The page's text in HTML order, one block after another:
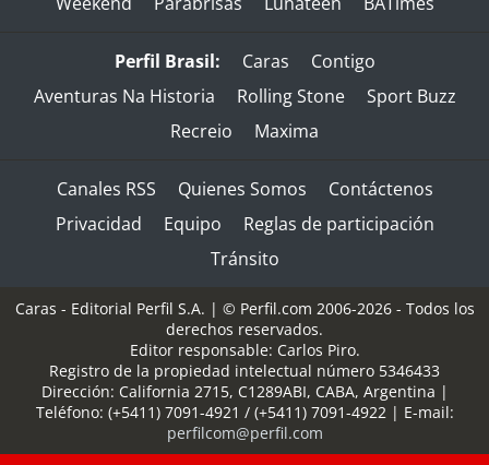
Perfil Brasil: Caras
Contigo
Aventuras Na Historia
Rolling Stone
Sport Buzz
Recreio
Maxima
Canales RSS Quienes Somos
Contáctenos
Privacidad
Equipo
Reglas de participación
Tránsito
Caras - Editorial Perfil S.A. | © Perfil.com 2006-2026 - Todos los
derechos reservados.
Editor responsable: Carlos Piro.
Registro de la propiedad intelectual número 5346433
Dirección: California 2715, C1289ABI, CABA, Argentina |
Teléfono: (+5411) 7091-4921 / (+5411) 7091-4922 | E-mail:
perfilcom@perfil.com